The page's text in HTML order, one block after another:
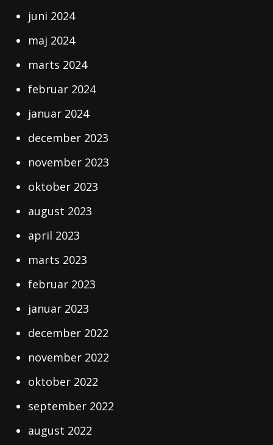
juni 2024
maj 2024
marts 2024
februar 2024
januar 2024
december 2023
november 2023
oktober 2023
august 2023
april 2023
marts 2023
februar 2023
januar 2023
december 2022
november 2022
oktober 2022
september 2022
august 2022